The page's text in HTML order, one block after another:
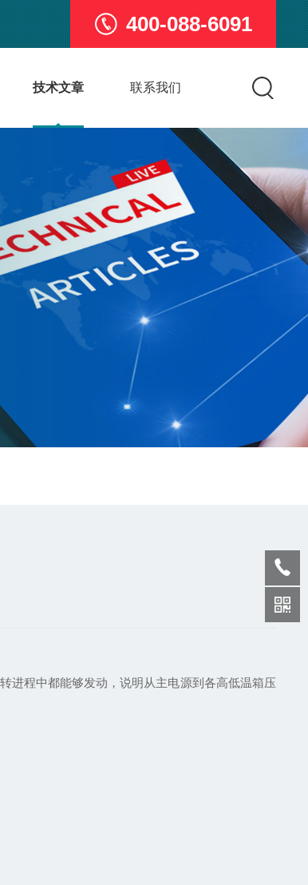
400-088-6091
技术文章 联系我们
进程中都能够发动，说明从主电源到各高低温箱压